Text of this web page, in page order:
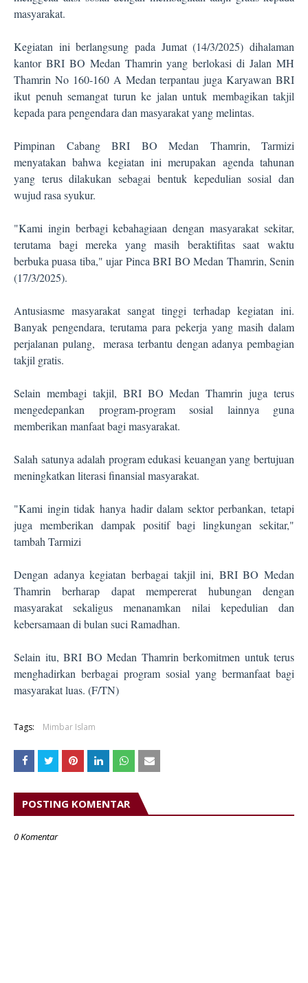
masyarakat.
Kegiatan ini berlangsung pada Jumat (14/3/2025) dihalaman
kantor BRI BO Medan Thamrin yang berlokasi di Jalan MH
Thamrin No 160-160 A Medan terpantau juga Karyawan BRI
ikut penuh semangat turun ke jalan untuk membagikan takjil
kepada para pengendara dan masyarakat yang melintas.
Pimpinan Cabang BRI BO Medan Thamrin, Tarmizi
menyatakan bahwa kegiatan ini merupakan agenda tahunan
yang terus dilakukan sebagai bentuk kepedulian sosial dan
wujud rasa syukur.
"Kami ingin berbagi kebahagiaan dengan masyarakat sekitar,
terutama bagi mereka yang masih beraktifitas saat waktu
berbuka puasa tiba," ujar Pinca BRI BO Medan Thamrin, Senin
(17/3/2025).
Antusiasme masyarakat sangat tinggi terhadap kegiatan ini.
Banyak pengendara, terutama para pekerja yang masih dalam
perjalanan pulang,
merasa terbantu dengan adanya pembagian
takjil gratis.
Selain membagi takjil, BRI BO Medan Thamrin juga terus
mengedepankan program-program sosial lainnya guna
memberikan manfaat bagi masyarakat.
Salah satunya adalah program edukasi keuangan yang bertujuan
meningkatkan literasi finansial masyarakat.
"Kami ingin tidak hanya hadir dalam sektor perbankan, tetapi
juga memberikan dampak positif bagi lingkungan sekitar,"
tambah Tarmizi
Dengan adanya kegiatan berbagai takjil ini, BRI BO Medan
Thamrin berharap dapat mempererat hubungan dengan
masyarakat sekaligus menanamkan nilai kepedulian dan
kebersamaan di bulan suci Ramadhan.
Selain itu, BRI BO Medan Thamrin berkomitmen untuk terus
menghadirkan berbagai program sosial yang bermanfaat bagi
masyarakat luas. (F/TN)
Tags: Mimbar Islam
POSTING KOMENTAR
0 Komentar